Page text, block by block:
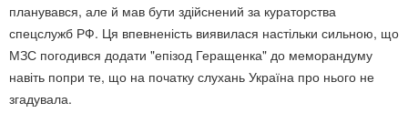
планувався, але й мав бути здійснений за кураторства
спецслужб РФ. Ця впевненість виявилася настільки сильною, що
МЗС погодився додати "епізод Геращенка" до меморандуму
навіть попри те, що на початку слухань Україна про нього не
згадувала.